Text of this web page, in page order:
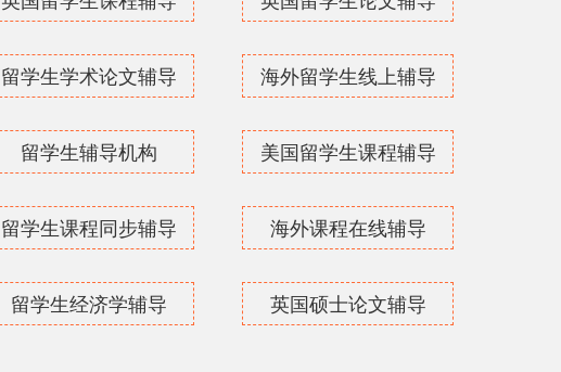
留学生学术论文辅导 海外留学生线上辅导
留学生辅导机构 美国留学生课程辅导
留学生课程同步辅导 海外课程在线辅导
留学生经济学辅导 英国硕士论文辅导